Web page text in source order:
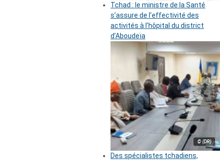
Tchad : le ministre de la Santé
s’assure de l’effectivité des
activités à l’hôpital du district
d’Aboudeïa
© (DR)
Des spécialistes tchadiens,